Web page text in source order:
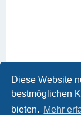
Diese Website
bestmöglichen
bieten. Mehr